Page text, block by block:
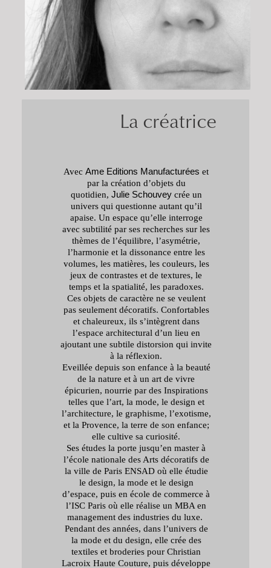
La créatrice
AvecAme Editions Manufacturéeset
par la création d’objets du
quotidien, Julie Schouveycrée un
univers qui questionne autant qu’il
apaise. Un espace qu’elle interroge
avec subtilité par ses recherches sur les
thèmes de l’équilibre, l’asymétrie,
l’harmonie et la dissonance entre les
volumes, les matières, les couleurs, les
jeux de contrastes et de textures, le
temps et la spatialité, les paradoxes.
Ces objets de caractère ne se veulent
pas seulement décoratifs. Confortables
et chaleureux, ils s’intègrent dans
l’espace architectural d’un lieu en
ajoutant une subtile distorsion qui invite
à la réflexion.
Eveillée depuis son enfance à la beauté
de la nature et à un art de vivre
épicurien, nourrie par des Inspirations
telles que l’art, la mode, le design et
l’architecture, le graphisme, l’exotisme,
et la Provence, la terre de son enfance;
elle cultive sa curiosité.
Ses études la porte jusqu’en master à
l’école nationale des Arts décoratifs de
la ville de Paris ENSAD où elle étudie
le design, la mode et le design
d’espace, puis en école de commerce à
l’ISC Paris où elle réalise un MBA en
management des industries du luxe.
Pendant des années, dans l’univers de
la mode et du design, elle crée des
textiles et broderies pour Christian
Lacroix Haute Couture, puis développe